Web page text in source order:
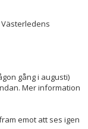
gång i augusti)
Mer information
emot att ses igen